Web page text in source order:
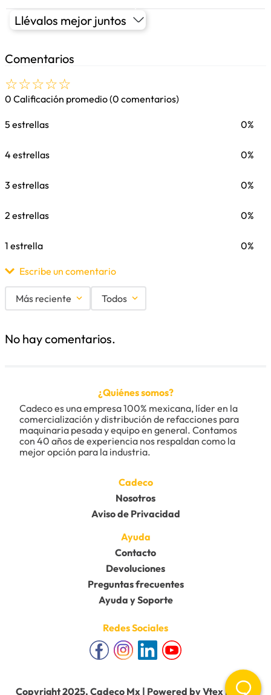
Llévalos mejor juntos
Comentarios
☆☆☆☆☆
0 Calificación promedio(0 comentarios)
5 estrellas 0%
4 estrellas 0%
3 estrellas 0%
2 estrellas 0%
1 estrella 0%
Escribe un comentario
Título
Califica el producto de 1 a 5 estrellas
★★★★★
Tu nombre
Escribe un comentario
Más reciente Todos
No hay comentarios.
¿Quiénes somos?
Cadeco es una empresa 100% mexicana, líder en la
comercialización y distribución de refacciones para
maquinaria pesada y equipo en general. Contamos
con 40 años de experiencia nos respaldan como la
mejor opción para la industria.
Cadeco
Nosotros
Aviso de Privacidad
Ayuda
Contacto
Devoluciones
Preguntas frecuentes
Ayuda y Soporte
Redes Sociales
Copyright 2025, Cadeco Mx | Powered by Vtex Mobile